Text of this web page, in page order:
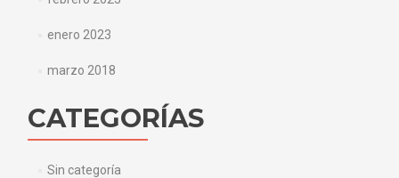
enero 2023
marzo 2018
CATEGORÍAS
Sin categoría